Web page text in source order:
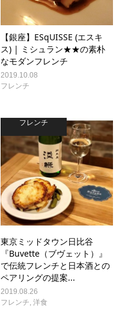
【銀座】ESqUISSE (エスキ
ス) | ミシュラン★★の素朴
なモダンフレンチ
2019.10.08
フレンチ
フレンチ
東京ミッドタウン日比谷
『Buvette（ブヴェット）』
で伝統フレンチと日本酒との
ペアリングの提案...
2019.08.26
フレンチ,洋食